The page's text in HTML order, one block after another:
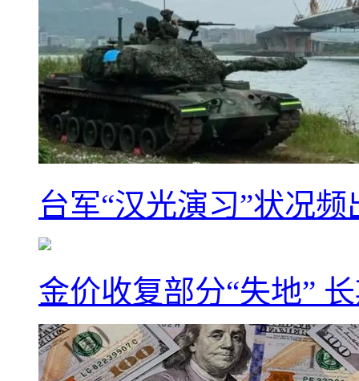
台军“汉光演习”状况
金价收复部分“失地”